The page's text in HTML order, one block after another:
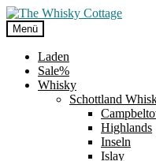
Zur
Navigation
springen
Zum
Inhalt
springen
Menü
Laden
Sale%
Whisky
Schottland
Highlands
Inseln
Islay